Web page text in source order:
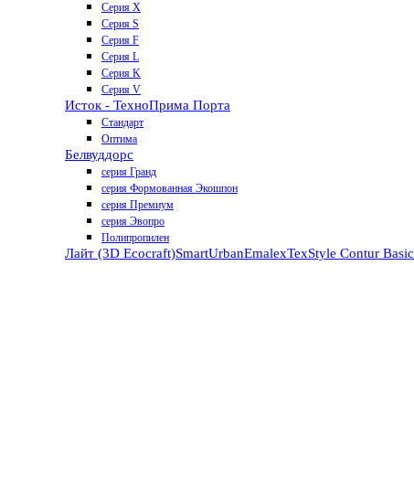
Серия X
Серия S
Серия F
Серия L
Серия K
Серия V
Исток - ТехноПрима Порта
Стандарт
Оптима
Белвуддорс
серия Гранд
серия Формованная Экошпон
серия Премиум
серия Эвопро
Полипропилен
Лайт (3D Ecocraft)SmartUrbanEmalexTexStyle Contur Basic